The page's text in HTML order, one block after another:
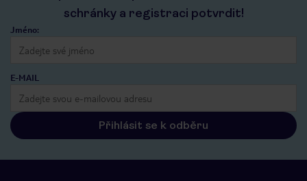
schránky a registraci potvrdit!
Jméno:
E-MAIL
Přihlásit se k odběru